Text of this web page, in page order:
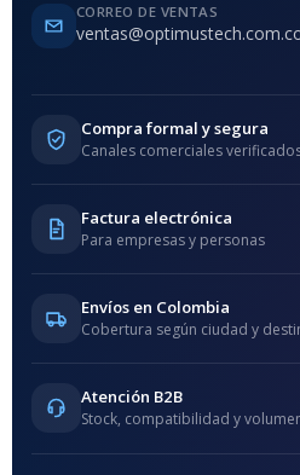
CORREO DE VENTAS
Compra formal y segura
Canales comerciales
Factura electrónica
Para empresas y personas
Envíos en Colombia
Cobertura según ciudad y
Atención B2B
Stock, compatibilidad y